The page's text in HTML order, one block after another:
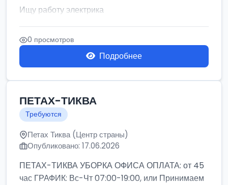
Ищу работу электрика
0 просмотров
Подробнее
ПЕТАХ-ТИКВА
Требуются
Петах Тиква (Центр страны)
Опубликовано: 17.06.2026
ПЕТАХ-ТИКВА УБОРКА ОФИСА ОПЛАТА: от 45
час ГРАФИК: Вс-Чт 07:00-19:00, или Принимаем